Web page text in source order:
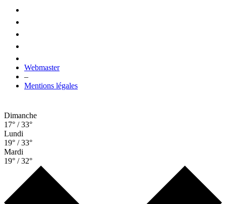
Webmaster
–
Mentions légales
Dimanche
17° / 33°
Lundi
19° / 33°
Mardi
19° / 32°